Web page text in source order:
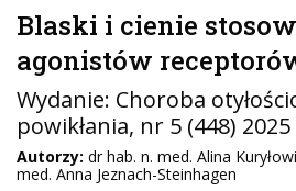
Blaski i cienie
agonistów
Wydanie: Choroba
powikłania, nr 5 (448) 2025
Autorzy: dr hab. n. med. Alina
med. Anna Jeznach-Steinhagen